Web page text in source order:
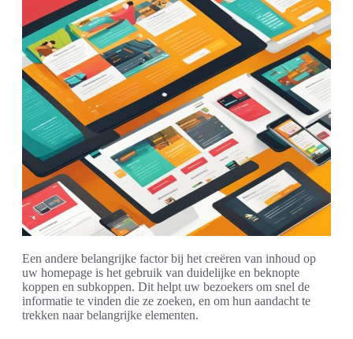
Een andere belangrijke factor bij het creëren van inhoud op
uw homepage is het gebruik van duidelijke en beknopte
koppen en subkoppen. Dit helpt uw bezoekers om snel de
informatie te vinden die ze zoeken, en om hun aandacht te
trekken naar belangrijke elementen.